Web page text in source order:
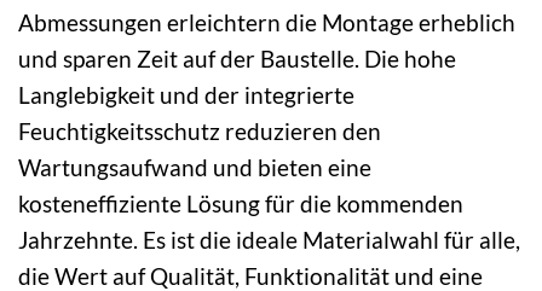
Abmessungen erleichtern die Montage erheblich
und sparen Zeit auf der Baustelle. Die hohe
Langlebigkeit und der integrierte
Feuchtigkeitsschutz reduzieren den
Wartungsaufwand und bieten eine
kosteneffiziente Lösung für die kommenden
Jahrzehnte. Es ist die ideale Materialwahl für alle,
die Wert auf Qualität, Funktionalität und eine